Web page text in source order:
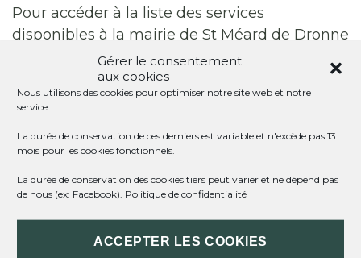
Gérer le consentement
aux cookies
Nous utilisons des cookies pour optimiser notre site web et notre
service.
La durée de conservation de ces derniers est variable et n'excède pas 13
mois pour les cookies fonctionnels.
La durée de conservation des cookies tiers peut varier et ne dépend pas
de nous (ex: Facebook). Politique de confidentialité
ACCEPTER LES COOKIES
Pour accéder à la liste des services
disponibles à la mairie de St Méard de Dronne
Les services en mairie
Accès direct au site de laPréfecture de la
Dordogne
Impossible de trouver la fiche : R57151.xml